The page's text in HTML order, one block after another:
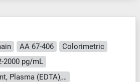
AA 67-406
Colorimetric
2000 pg/mL
Cell Culture Supernatant, Plasma (EDTA), Plasma (heparin), Serum, Urine